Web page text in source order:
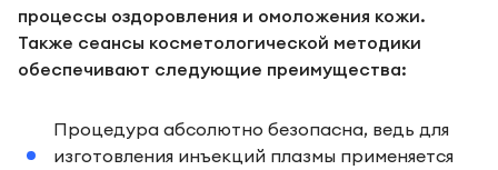
процессы оздоровления и омоложения кожи.
Также сеансы косметологической методики
обеспечивают следующие преимущества:
Процедура абсолютно безопасна, ведь для
изготовления инъекций плазмы применяется